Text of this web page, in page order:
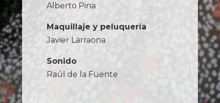
Alberto Pina
Maquillaje y peluquería
Javier Larraona
Sonido
Raúl de la Fuente